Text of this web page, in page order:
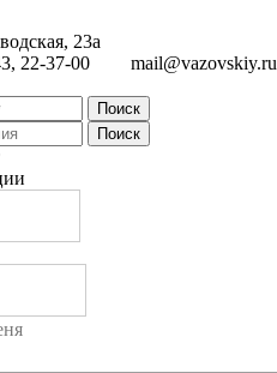
23а
22-37-00
mail@vazovskiy.ru
Поиск
Поиск